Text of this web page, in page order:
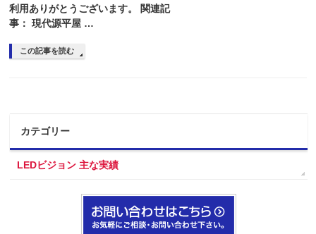
利用ありがとうございます。 関連記
事： 現代源平屋 …
この記事を読む
カテゴリー
LEDビジョン 主な実績